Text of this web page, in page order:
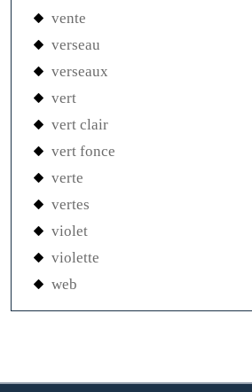
vente
verseau
verseaux
vert
vert clair
vert fonce
verte
vertes
violet
violette
web